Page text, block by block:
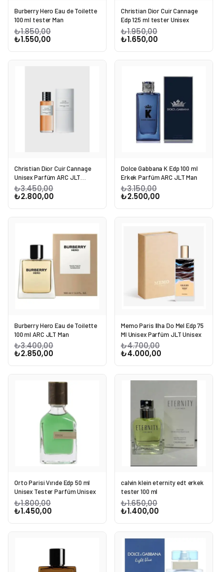
Burberry Hero Eau de Toilette
100 ml tester Man
₺1.850,00
₺1.550,00
Christian Dior Cuir Cannage
Edp 125 ml tester Unisex
₺1.950,00
₺1.650,00
Christian Dior Cuir Cannage
Unisex Parfüm ARC JLT
Unisex
₺3.450,00
₺2.800,00
Dolce Gabbana K Edp 100 ml
Erkek Parfüm ARC JLT Man
₺3.150,00
₺2.500,00
Burberry Hero Eau de Toilette
100 ml ARC JLT Man
₺3.400,00
₺2.850,00
Memo Paris Ilha Do Mel Edp 75
Ml Unisex Parfüm JLT Unisex
₺4.700,00
₺4.000,00
Orto Parisi Vırıde Edp 50 ml
Unisex Tester Parfüm Unisex
₺1.800,00
₺1.450,00
calvin klein eternity edt erkek
tester 100 ml
₺1.650,00
₺1.400,00